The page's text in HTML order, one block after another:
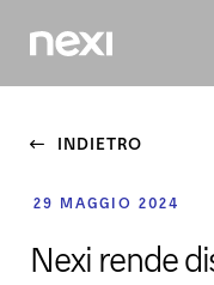
BUSINESS
INDIETRO
29 MAGGIO 2024
Nexi rende